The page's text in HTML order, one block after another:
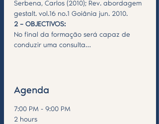
Serbena, Carlos (2010); Rev. abordagem
gestalt. vol.16 no.1 Goiânia jun. 2010.
2 – OBJECTIVOS:
No final da formação será capaz de
conduzir uma consulta…
Agenda
7:00 PM - 9:00 PM
2 hours